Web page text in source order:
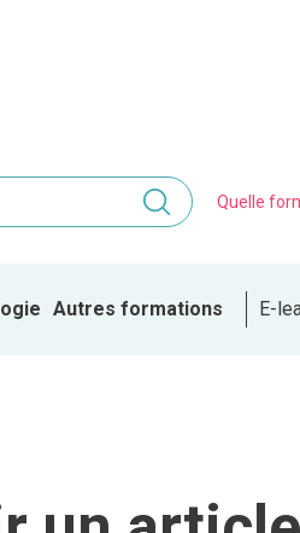
Quelle
Autres formations E-